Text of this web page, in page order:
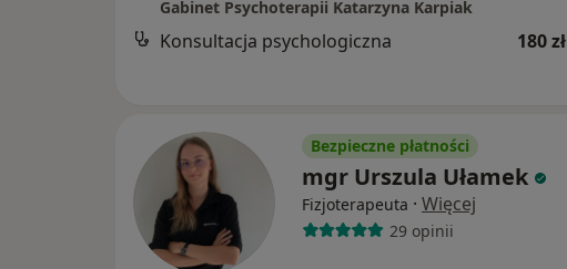
Gabinet Psychoterapii Katarzyna Karpiak
Konsultacja psychologiczna 180 zł
Bezpieczne płatności
mgr Urszula Ułamek
Fizjoterapeuta · Więcej
29 opinii